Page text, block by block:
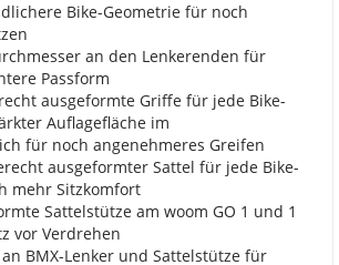
Bike-Geometrie für noch
an den Lenkerenden für
Passform
ausgeformte Griffe für jede Bike-
Auflagefläche im
für noch angenehmeres Greifen
ausgeformter Sattel für jede Bike-
mehr Sitzkomfort
Sattelstütze am woom GO 1 und 1
vor Verdrehen
BMX-Lenker und Sattelstütze für